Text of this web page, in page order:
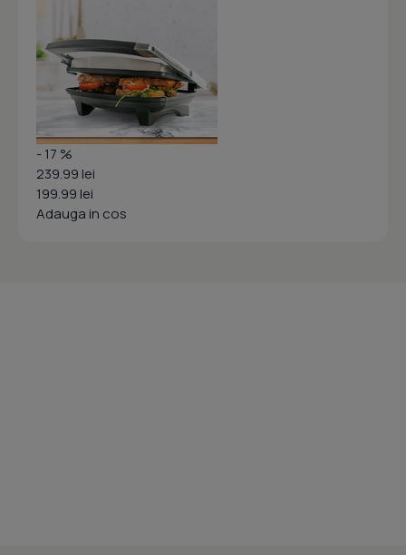
- 17 %
239.99 lei
199.99 lei
Adauga in cos